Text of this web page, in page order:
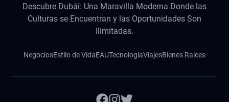
Descubre Dubái: Una Maravilla Moderna Donde las
Culturas se Encuentran y las Oportunidades Son
Ilimitadas.
NegociosEstilo de VidaEAUTecnologíaViajesBienes Raíces